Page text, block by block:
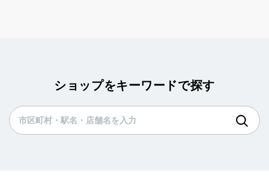
ショップをキーワードで探す